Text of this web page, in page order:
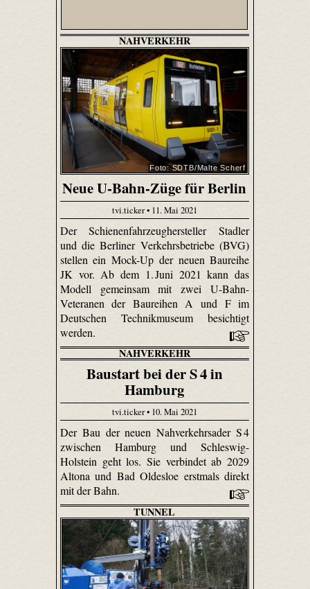
NAHVERKEHR
Foto: SDTB/Malte Scherf
Neue U-Bahn-Züge für Berlin
tvi.ticker • 11. Mai 2021
Der Schienenfahrzeughersteller Stadler
und die Berliner Verkehrsbetriebe (BVG)
stellen ein Mock-Up der neuen Baureihe
JK vor. Ab dem 1. Juni 2021 kann das
Modell gemeinsam mit zwei U-Bahn-
Veteranen der Baureihen A und F im
Deutschen Technikmuseum besichtigt
werden.
NAHVERKEHR
Baustart bei der S 4 in
Hamburg
tvi.ticker • 10. Mai 2021
Der Bau der neuen Nahverkehrsader S 4
zwischen Hamburg und Schleswig-
Holstein geht los. Sie verbindet ab 2029
Altona und Bad Oldesloe erstmals direkt
mit der Bahn.
TUNNEL